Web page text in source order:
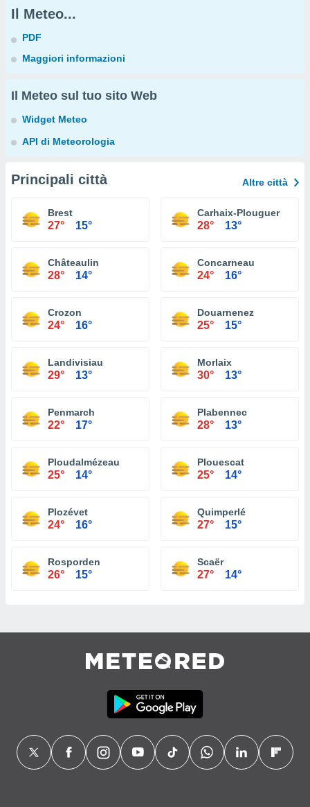
Il Meteo...
PDF
Maggiori informazioni
Il Meteo sul tuo sito Web
Widget Meteo
API di Meteorologia
Principali città Altre città
Brest
27° 15°
Carhaix-Plouguer
28° 13°
Châteaulin
28° 14°
Concarneau
24° 16°
Crozon
24° 16°
Douarnenez
25° 15°
Landivisiau
29° 13°
Morlaix
30° 13°
Penmarch
22° 17°
Plabennec
28° 13°
Ploudalmézeau
25° 14°
Plouescat
25° 14°
Plozévet
24° 16°
Quimperlé
27° 15°
Rosporden
26° 15°
Scaër
27° 14°